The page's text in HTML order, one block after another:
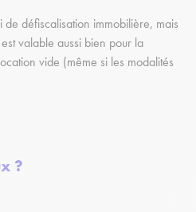
de défiscalisation immobilière, mais
valable aussi bien pour la
vide (même si les modalités
?